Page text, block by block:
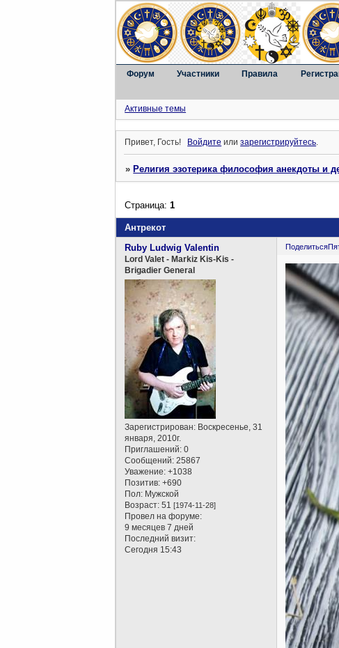
Форум Участники Правила
Активные темы
Привет, Гость! Войдите илизарегистрируйтесь.
»Религия эзотерика философия анекдоты и
Антрекот
Страница:1
Поделиться
Ruby Ludwig Valentin
Lord Valet - Markiz Kis-Kis -
Brigadier General
Зарегистрирован: Воскресенье, 31
января, 2010г.
Приглашений: 0
Сообщений: 25867
Уважение: +1038
Позитив: +690
Пол: Мужской
Возраст: 51[1974-11-28]
Провел на форуме:
9 месяцев 7 дней
Последний визит:
Сегодня 15:43